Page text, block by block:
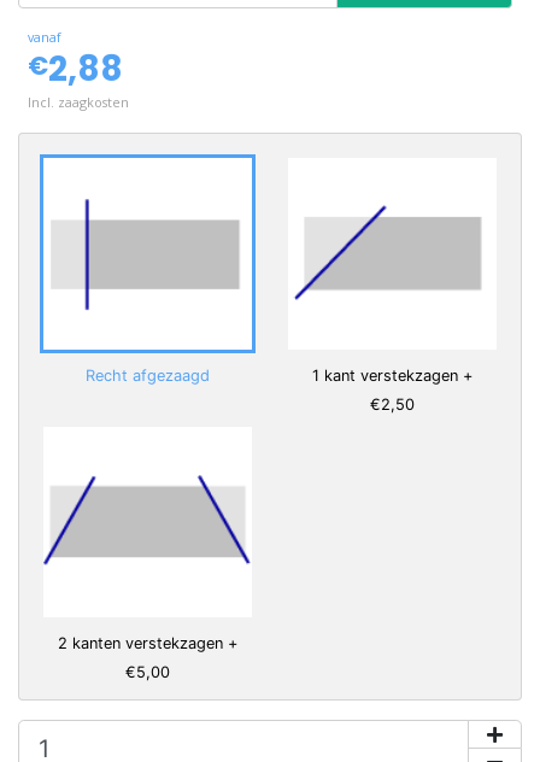
vanaf
€2,88
Incl. zaagkosten
Recht afgezaagd
1 kant verstekzagen +
€2,50
2 kanten verstekzagen +
€5,00